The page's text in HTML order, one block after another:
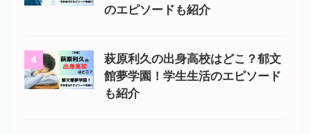
のエピソードも紹介
4
萩原利久の出身高校はどこ？郁文
館夢学園！学生生活のエピソード
も紹介